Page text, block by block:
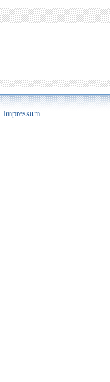
Impressum